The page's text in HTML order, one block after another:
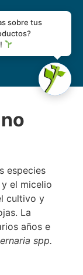
sobre tus
especies
el micelio
cultivo y
La
años e
spp.